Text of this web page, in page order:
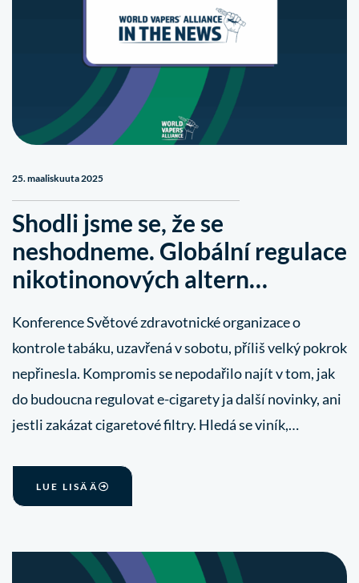
25. maaliskuuta 2025
Shodli jsme se, že se
neshodneme. Globální regulace
nikotinonových altern…
Konference Světové zdravotnické organizace o
kontrole tabáku, uzavřená v sobotu, příliš velký pokrok
nepřinesla. Kompromis se nepodařilo najít v tom, jak
do budoucna regulovat e-cigarety ja další novinky, ani
jestli zakázat cigaretové filtry. Hledá se viník,…
LUE LISÄÄ